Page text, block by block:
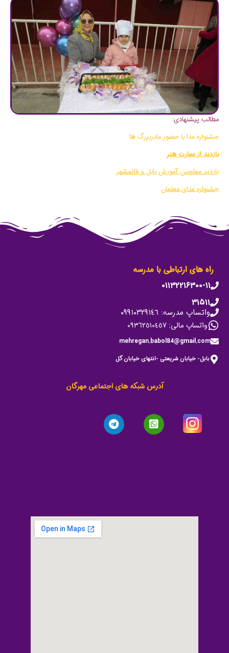
مطالب پیشنهادی:
جشنواره غذا با حضور مادربزرگ ها
بازدید از عمارت هنر
بازدید معاونین آموزش بابل و قائمشهر
جشنواره غذای معلمان
راه های ارتباطی با مدرسه
۰۱۱۳۲۲۱۶۳۰۰-۱۱
۳۱۵۱۱
واتساپ مدرسه: ٠٩٩١٠٣٢٩١٤٦
واتساپ مالی: ٠٩٣٦٢٥١٠٤٥٧
mehregan.babol84@gmail.com
بابل- خیابان شریعتی -انتهای خیابان گل
آدرس شبکه های اجتماعی مهرگان